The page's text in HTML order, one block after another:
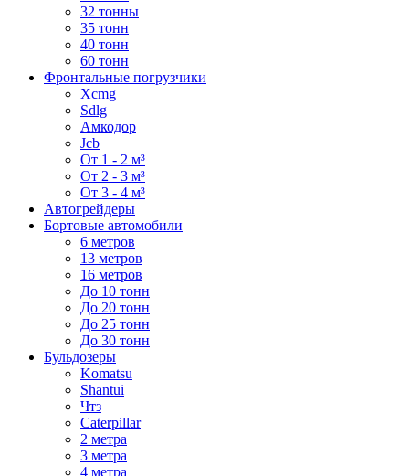
32 тонны
35 тонн
40 тонн
60 тонн
Фронтальные погрузчики
Xcmg
Sdlg
Амкодор
Jcb
От 1 - 2 м³
От 2 - 3 м³
От 3 - 4 м³
Автогрейдеры
Бортовые автомобили
6 метров
13 метров
16 метров
До 10 тонн
До 20 тонн
До 25 тонн
До 30 тонн
Бульдозеры
Komatsu
Shantui
Чтз
Caterpillar
2 метра
3 метра
4 метра